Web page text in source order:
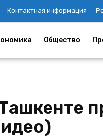
Контактная информация
Общество